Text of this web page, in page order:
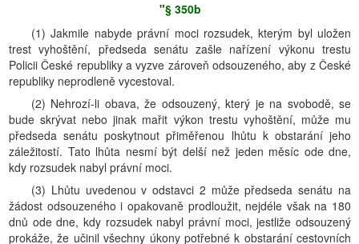
"§ 350b
(1) Jakmile nabyde právní moci rozsudek, kterým byl uložen
trest vyhoštění, předseda senátu zašle nařízení výkonu trestu
Policii České republiky a vyzve zároveň odsouzeného, aby z České
republiky neprodleně vycestoval.
(2) Nehrozí-li obava, že odsouzený, který je na svobodě, se
bude skrývat nebo jinak mařit výkon trestu vyhoštění, může mu
předseda senátu poskytnout přiměřenou lhůtu k obstarání jeho
záležitostí. Tato lhůta nesmí být delší než jeden měsíc ode dne,
kdy rozsudek nabyl právní moci.
(3) Lhůtu uvedenou v odstavci 2 může předseda senátu na
žádost odsouzeného i opakovaně prodloužit, nejdéle však na 180
dnů ode dne, kdy rozsudek nabyl právní moci, jestliže odsouzený
prokáže, že učinil všechny úkony potřebné k obstarání cestovních